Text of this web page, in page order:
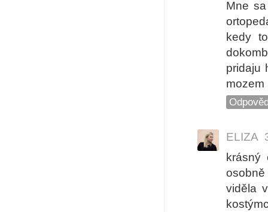
Mne
kedy
pridaju
mozem
ELIZA
krásný
viděla